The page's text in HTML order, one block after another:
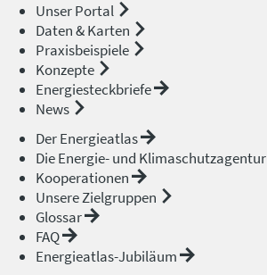
Unser Portal
Daten & Karten
Praxisbeispiele
Konzepte
Energiesteckbriefe
News
Der Energieatlas
Die Energie- und Klimaschutzagentur
Kooperationen
Unsere Zielgruppen
Glossar
FAQ
Energieatlas-Jubiläum